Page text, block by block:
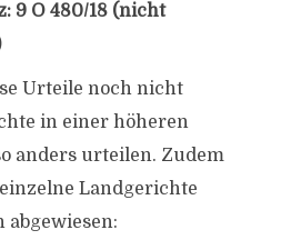
9 O 480/18 (nicht
Urteile noch nicht
in einer höheren
anders urteilen. Zudem
Landgerichte
abgewiesen: